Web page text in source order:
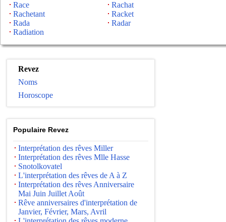
Race
Rachat
Rachetant
Racket
Rada
Radar
Radiation
Revez
Noms
Horoscope
Populaire Revez
Interprétation des rêves Miller
Interprétation des rêves Mlle Hasse
Snotolkovatel
L'interprétation des rêves de A à Z
Interprétation des rêves Anniversaire
Mai Juin Juillet Août
Rêve anniversaires d'interprétation de
Janvier, Février, Mars, Avril